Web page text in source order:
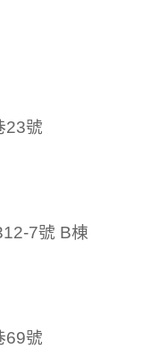
23號
7號 B棟
69號